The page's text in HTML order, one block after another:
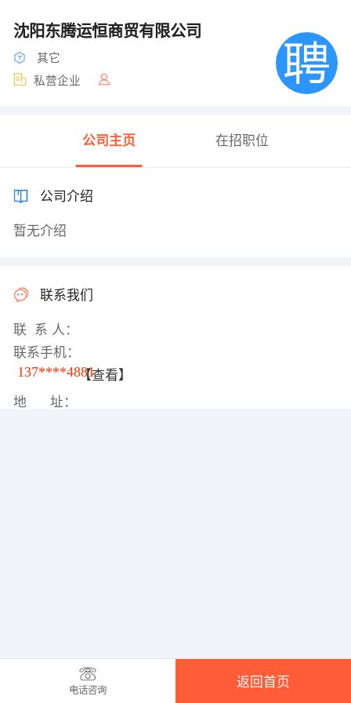
沈阳东腾运恒商贸有限公司
其它
私营企业
公司主页 在招职位
公司介绍
暂无介绍
联系我们
联 系 人：
联系手机：
137****4881【查看】
地 址：
电话咨询
返回首页